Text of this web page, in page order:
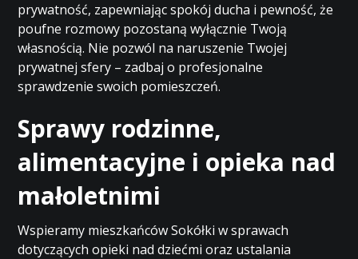
prywatność, zapewniając spokój ducha i pewność, że
poufne rozmowy pozostaną wyłącznie Twoją
własnością. Nie pozwól na naruszenie Twojej
prywatnej sfery – zadbaj o profesjonalne
sprawdzenie swoich pomieszczeń.
Sprawy rodzinne,
alimentacyjne i opieka nad
małoletnimi
Wspieramy mieszkańców Sokółki w sprawach
dotyczących opieki nad dziećmi oraz ustalania